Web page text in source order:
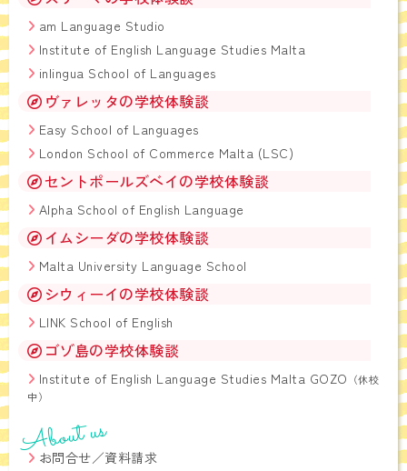
am Language Studio
Institute of English Language Studies Malta
inlingua School of Languages
ヴァレッタの学校体験談
Easy School of Languages
London School of Commerce Malta (LSC)
セントポールズベイの学校体験談
Alpha School of English Language
イムシーダの学校体験談
Malta University Language School
シウィーイの学校体験談
LINK School of English
ゴゾ島の学校体験談
Institute of English Language Studies Malta GOZO （休校
中）
About us
お問合せ／資料請求